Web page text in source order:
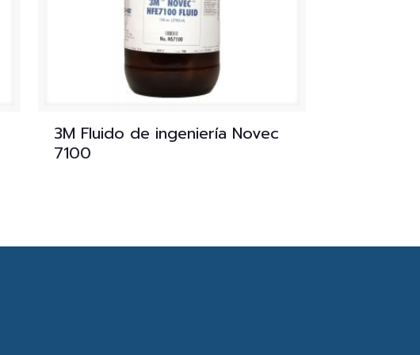
3M Fluido de ingeniería Novec
7100